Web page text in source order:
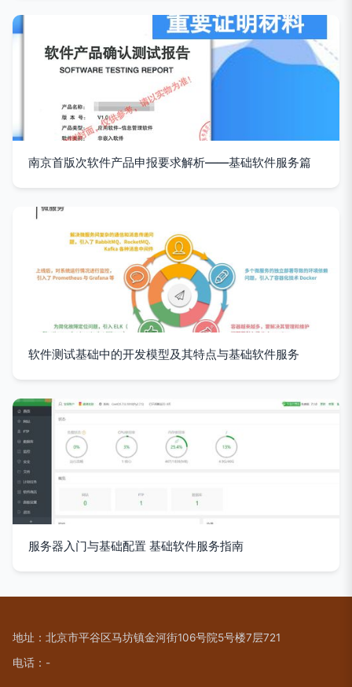
南京首版次软件产品申报要求解析——基础软件服务篇
软件测试基础中的开发模型及其特点与基础软件服务
服务器入门与基础配置 基础软件服务指南
地址：北京市平谷区马坊镇金河街106号院5号楼7层721
电话：-